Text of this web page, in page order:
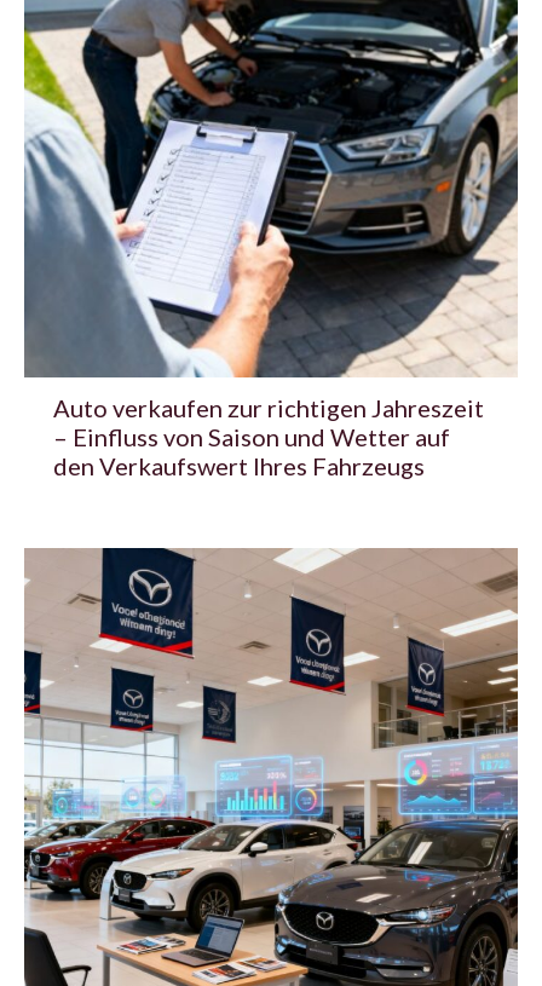
Auto verkaufen zur richtigen Jahreszeit
– Einfluss von Saison und Wetter auf
den Verkaufswert Ihres Fahrzeugs